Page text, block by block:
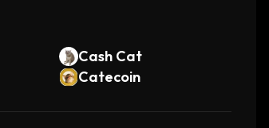
Cash Cat
Catecoin